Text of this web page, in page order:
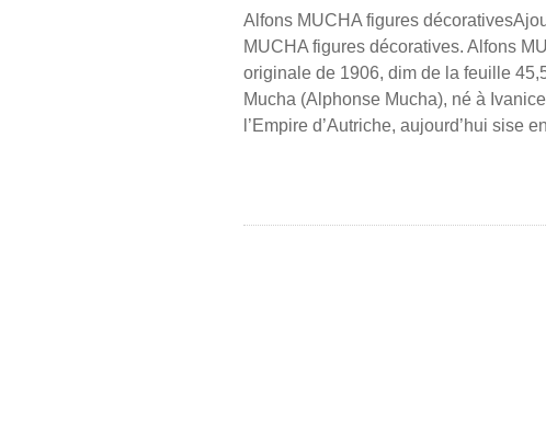
Alfons MUCHA figures
MUCHA figures décoratives. Alfons
originale de 1906, dim de la feuille
Mucha (Alphonse Mucha), né à
l’Empire d’Autriche, aujourd’hui sise